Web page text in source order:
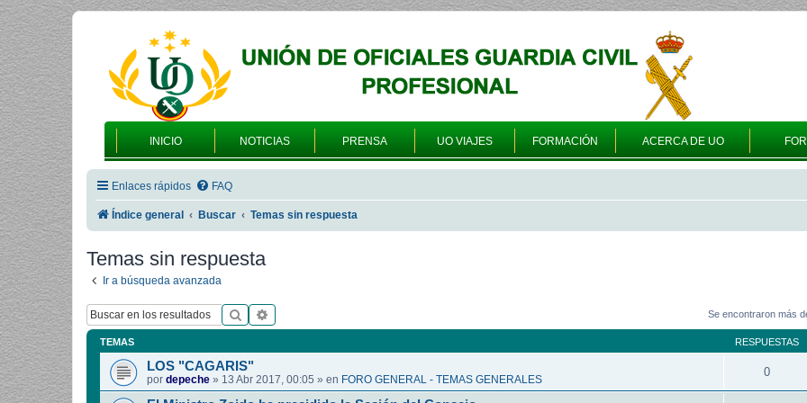
INICIO NOTICIAS PRENSA UO VIAJES FORMACIÓN ACERCA DE UO
Enlaces rápidos FAQ
Índice general Buscar Temas sin respuesta
Temas sin respuesta
Ir a búsqueda avanzada
Buscar Se encontraron más
TEMAS RESPUESTAS
LOS "CAGARIS"
por depeche » 13 Abr 2017, 00:05 » en FORO GENERAL - TEMAS GENERALES
0